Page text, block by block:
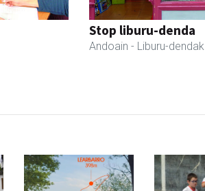
Stop liburu-denda
Andoain - Liburu-dendak